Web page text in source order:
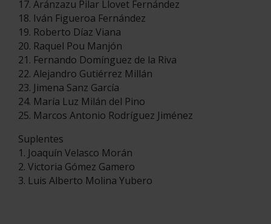
17. Aránzazu Pilar Llovet Fernández
18. Iván Figueroa Fernández
19. Roberto Díaz Viana
20. Raquel Pou Manjón
21. Fernando Domínguez de la Riva
22. Alejandro Gutiérrez Millán
23. Jimena Sanz García
24. María Luz Milán del Pino
25. Marcos Antonio Rodríguez Jiménez
Suplentes
1. Joaquín Velasco Morán
2. Victoria Gómez Gamero
3. Luis Alberto Molina Yubero